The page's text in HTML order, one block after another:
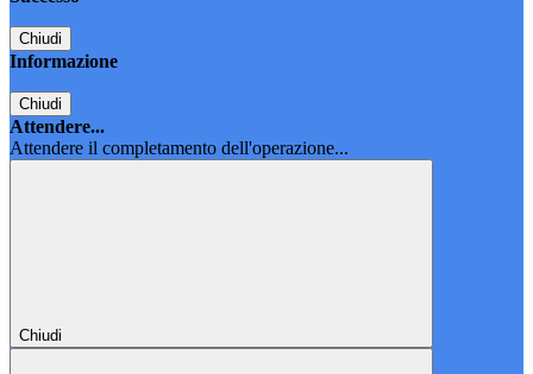
Chiudi
Informazione
Chiudi
Attendere...
Attendere il completamento dell'operazione...
Chiudi